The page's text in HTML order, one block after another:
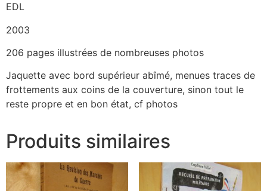
EDL
2003
206 pages‎ ‎illustrées de nombreuses photos
Jaquette avec bord supérieur abîmé, menues traces de
frottements aux coins de la couverture, sinon tout le
reste propre et en bon état, cf photos
Produits similaires